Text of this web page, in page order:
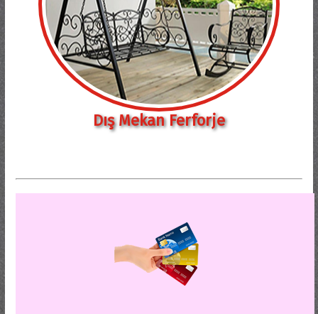
Dış Mekan Ferforje